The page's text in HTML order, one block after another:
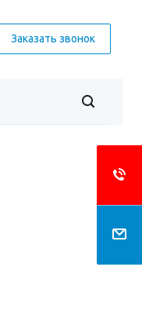
Заказать звонок